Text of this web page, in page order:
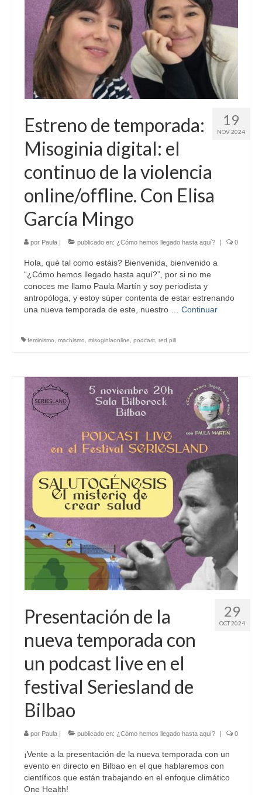
Sobre mí
Contacto
19
NOV 2024
Estreno de temporada:
Misoginia digital: el
continuo de la violencia
online/offline. Con Elisa
García Mingo
por Paula publicado en: ¿Cómo hemos llegado hasta aquí? 0
Hola, qué tal como estáis? Bienvenida, bienvenido a
“¿Cómo hemos llegado hasta aquí?”, por si no me
conoces me llamo Paula Martín y soy periodista y
antropóloga, y estoy súper contenta de estar estrenando
una nueva temporada de este, nuestro … Continuar
feminismo, machismo, misoginiaonline, podcast, red pill
29
OCT 2024
Presentación de la
nueva temporada con
un podcast live en el
festival Seriesland de
Bilbao
por Paula publicado en: ¿Cómo hemos llegado hasta aquí? 0
¡Vente a la presentación de la nueva temporada con un
evento en directo en Bilbao en el que hablaremos con
científicos que están trabajando en el enfoque climático
One Health!